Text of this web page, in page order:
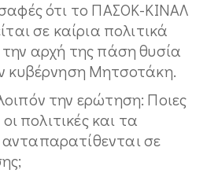
ότι το ΠΑΣΟΚ-ΚΙΝΑΛ
σε καίρια πολιτικά
αρχή της πάση θυσία
κυβέρνηση Μητσοτάκη.
την ερώτηση: Ποιες
πολιτικές και τα
σε